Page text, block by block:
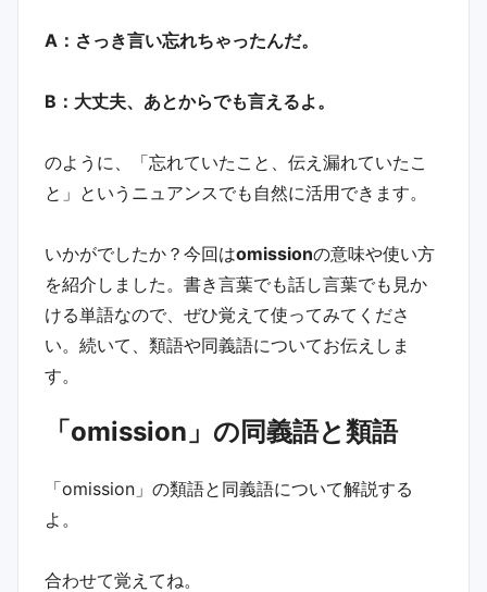
A：さっき言い忘れちゃったんだ。
B：大丈夫、あとからでも言えるよ。
のように、「忘れていたこと、伝え漏れていたこ
と」というニュアンスでも自然に活用できます。
いかがでしたか？今回はomissionの意味や使い方
を紹介しました。書き言葉でも話し言葉でも見か
ける単語なので、ぜひ覚えて使ってみてくださ
い。続いて、類語や同義語についてお伝えしま
す。
「omission」の同義語と類語
「omission」の類語と同義語について解説する
よ。
合わせて覚えてね。